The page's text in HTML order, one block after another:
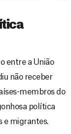
entre a União
não receber
membros do
política
e migrantes.